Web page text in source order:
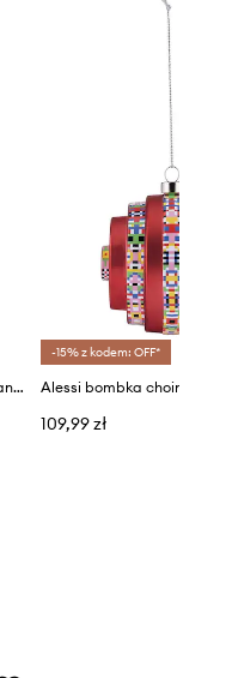
Alessi bombka choinkowa Quadrangelo
-15% z kodem: OFF*
Alessi bombka choinkowa
109,99 zł